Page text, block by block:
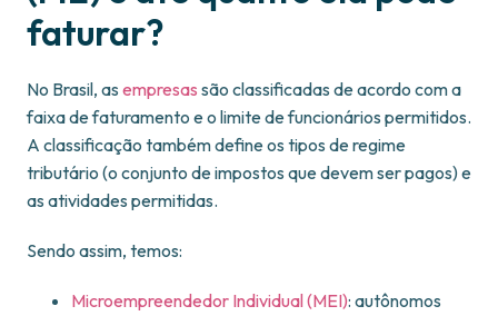
faturar?
No Brasil, as empresas são classificadas de acordo com a
faixa de faturamento e o limite de funcionários permitidos.
A classificação também define os tipos de regime
tributário (o conjunto de impostos que devem ser pagos) e
as atividades permitidas.
Sendo assim, temos:
Microempreendedor Individual (MEI): autônomos